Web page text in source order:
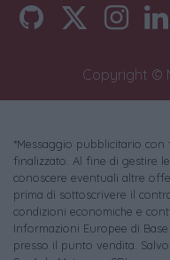
Copyright ©
*Messaggio pubblicitario
finalizzato. Al fine di gestire
conoscere eventuali altre
prima di sottoscrivere il
condizioni economiche e
Informazioni Europee di
presso il punto vendita.